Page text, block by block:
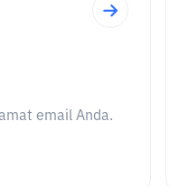
email Anda.